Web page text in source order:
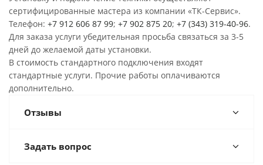
сертифицированные мастера из компании «ТК-Сервис».
Телефон: +7 912 606 87 99; +7 902 875 20; +7 (343) 319-40-96.
Для заказа услуги убедительная просьба связаться за 3-5
дней до желаемой даты установки.
В стоимость стандартного подключения входят
стандартные услуги. Прочие работы оплачиваются
дополнительно.
Отзывы
Задать вопрос